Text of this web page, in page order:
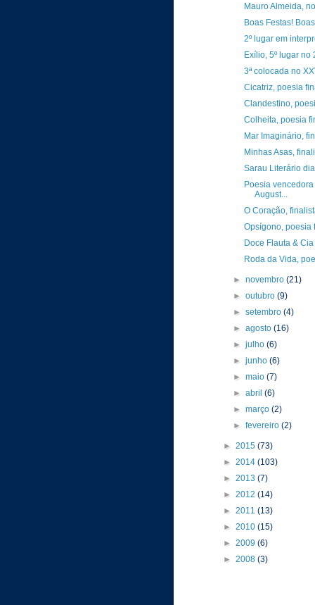
Mauro Almeida,
Boas Festas!
2º lugar em
Exílio, 5º lugar no
3ª colocada no
Cicatriz, poesia
Clandestino,
Colheita, poesia
Mar Imaginário,
Minhas Asas,
Sarau Literário
Poesia
August...
O Coração,
Opsígono, poesia
Doce Flauta &
Roda da Vida,
►novembro(21)
►outubro(9)
►setembro(4)
►agosto(16)
►julho(6)
►junho(6)
►maio(7)
►abril(6)
►março(2)
►fevereiro(2)
► 2015 (73)
► 2014 (103)
► 2013 (7)
► 2012 (14)
► 2011 (13)
► 2010 (15)
► 2009 (6)
► 2008 (3)